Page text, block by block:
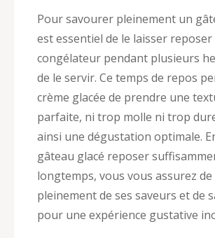
Pour savourer pleinement un
est essentiel de le laisser reposer
congélateur pendant plusieurs
de le servir. Ce temps de repos
crème glacée de prendre une
parfaite, ni trop molle ni trop
ainsi une dégustation optimale.
gâteau glacé reposer
longtemps, vous vous assurez
pleinement de ses saveurs et de
pour une expérience gustative